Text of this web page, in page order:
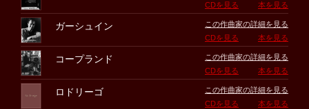
CDを見る
本を見る
ガーシュイン
この作曲家の詳細を見る
CDを見る
本を見る
コープランド
この作曲家の詳細を見る
CDを見る
本を見る
ロドリーゴ
この作曲家の詳細を見る
CDを見る
本を見る